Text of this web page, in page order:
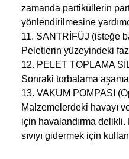
zamanda partiküllerin
yönlendirilmesine
11. SANTRİFÜJ (isteğe
Peletlerin yüzeyindeki
12. PELET TOPLAMA
Sonraki torbalama
13. VAKUM POMPASI
Malzemelerdeki havayı
için havalandırma delikli.
sıvıyı gidermek için